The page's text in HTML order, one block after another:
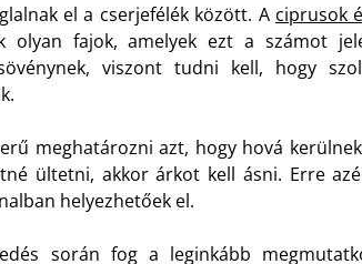
el a cserjefélék között. A ciprusok
olyan fajok, amelyek ezt a számot
viszont tudni kell, hogy
meghatározni azt, hogy hová
ültetni, akkor árkot kell ásni. Erre
helyezhetőek el.
során fog a leginkább